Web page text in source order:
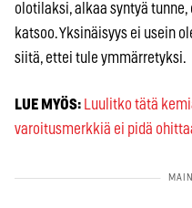
olotilaksi, alkaa syntyä
katsoo. Yksinäisyys ei usein
siitä, ettei tule ymmärretyksi.
LUE MYÖS: Luulitko tätä
varoitusmerkkiä ei pidä